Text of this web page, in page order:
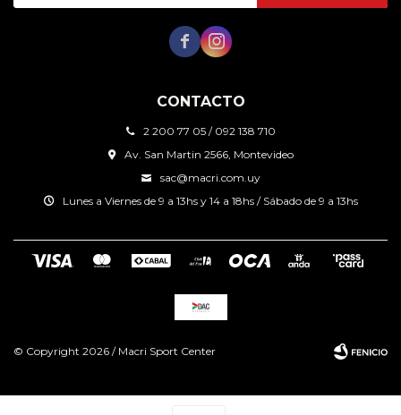
CONTACTO
2 200 77 05 / 092 138 710
Av. San Martin 2566, Montevideo
sac@macri.com.uy
Lunes a Viernes de 9 a 13hs y 14 a 18hs / Sábado de 9 a 13hs
 
© Copyright 2026 / Macri Sport Center